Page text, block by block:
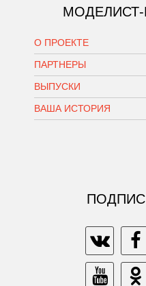
О ПРОЕКТЕ
ПАРТНЕРЫ
ВЫПУСКИ
ВАША ИСТОРИЯ